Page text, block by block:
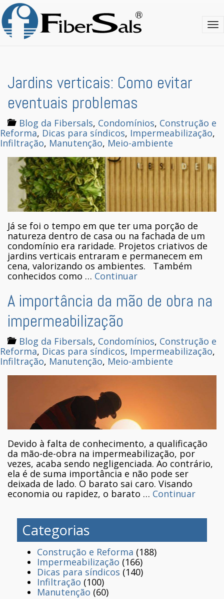
k
i
n
t
e
T
g
a
i
o
Jardins verticais: Como evitar
eventuais problemas
Blog da Fibersals, Condomínios, Construção e
Reforma, Dicas para síndicos, Impermeabilização,
Infiltração, Manutenção, Meio-ambiente
Já se foi o tempo em que ter uma porção de
natureza dentro de casa ou na fachada de um
condomínio era raridade. Projetos criativos de
jardins verticais entraram e permanecem em
cena, valorizando os ambientes. Também
conhecidos como … Continuar
A importância da mão de obra na
impermeabilização
Blog da Fibersals, Condomínios, Construção e
Reforma, Dicas para síndicos, Impermeabilização,
Infiltração, Manutenção, Meio-ambiente
Devido à falta de conhecimento, a qualificação
da mão-de-obra na impermeabilização, por
vezes, acaba sendo negligenciada. Ao contrário,
ela é de suma importância e não pode ser
deixada de lado. O barato sai caro. Visando
economia ou rapidez, o barato … Continuar
Categorias
Construção e Reforma (188)
Impermeabilização (166)
Dicas para síndicos (140)
Infiltração (100)
Manutenção (60)